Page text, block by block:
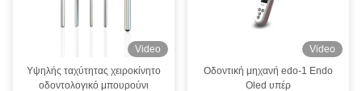
Video
Υψηλής ταχύτητας χειροκίνητο
οδοντολογικό μπουρούνι
Video
Οδοντική μηχανή edo-1 Endo
Oled υπέρ